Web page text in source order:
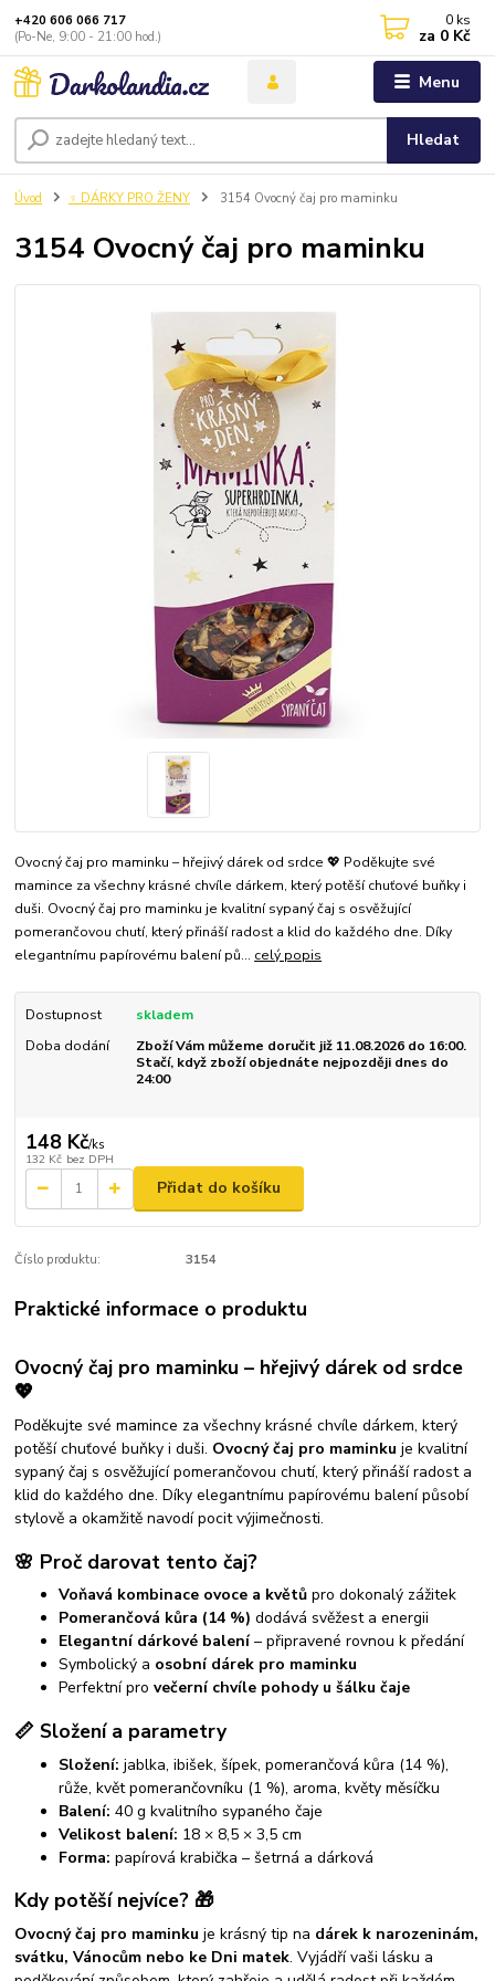
Menu
Hledat
+420 606 066 717
(Po-Ne, 9:00 - 21:00 hod.)
0 ks
za 0 Kč
Úvod ♀️ DÁRKY PRO ŽENY 3154 Ovocný čaj pro maminku
3154 Ovocný čaj pro maminku
Ovocný čaj pro maminku – hřejivý dárek od srdce 💖 Poděkujte své
mamince za všechny krásné chvíle dárkem, který potěší chuťové buňky i
duši. Ovocný čaj pro maminku je kvalitní sypaný čaj s osvěžující
pomerančovou chutí, který přináší radost a klid do každého dne. Díky
elegantnímu papírovému balení pů... celý popis
Dostupnost
skladem
Doba dodání
Zboží Vám můžeme doručit již 11.08.2026 do 16:00.
Stačí, když zboží objednáte nejpozději dnes do
24:00
148 Kč/ks
132 Kč bez DPH
Přidat do košíku
Číslo produktu: 3154
Praktické informace o produktu
Ovocný čaj pro maminku – hřejivý dárek od srdce
💖
Poděkujte své mamince za všechny krásné chvíle dárkem, který
potěší chuťové buňky i duši. Ovocný čaj pro maminku je kvalitní
sypaný čaj s osvěžující pomerančovou chutí, který přináší radost a
klid do každého dne. Díky elegantnímu papírovému balení působí
stylově a okamžitě navodí pocit výjimečnosti.
🌸 Proč darovat tento čaj?
Voňavá kombinace ovoce a květů pro dokonalý zážitek
Pomerančová kůra (14 %) dodává svěžest a energii
Elegantní dárkové balení– připravené rovnou k předání
Symbolický a osobní dárek pro maminku
Perfektní provečerní chvíle pohody u šálku čaje
📏 Složení a parametry
Složení: jablka, ibišek, šípek, pomerančová kůra (14 %),
růže, květ pomerančovníku (1 %), aroma, květy měsíčku
Balení: 40 g kvalitního sypaného čaje
Velikost balení: 18 × 8,5 × 3,5 cm
Forma: papírová krabička – šetrná a dárková
Kdy potěší nejvíce? 🎁
Ovocný čaj pro maminku je krásný tip na dárek k narozeninám,
svátku, Vánocům nebo ke Dni matek. Vyjádří vaši lásku a